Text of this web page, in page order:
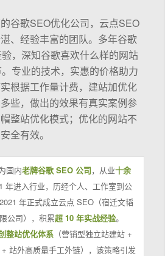
谷歌SEO优化公司，云点SEO
、经验丰富的团队。多年谷歌
，深知谷歌喜欢什么样的网站
专业的技术，实惠的价格助力
根据工作量计费，建站加优化
些，做出的效果有真实案例参
整站优化模式；优化的网站不
全有效。
国内老牌谷歌 SEO 公司，从业十余
年进入行业，历经个人、工作室到公
年正式成立云点 SEO（宿迁文韬
公司），积累超 10 年实战经验。
整站优化体系（营销型独立站建站 +
站外高质量手工外链），该策略引发